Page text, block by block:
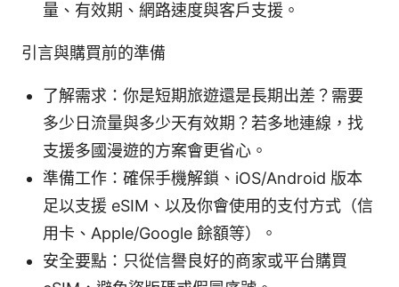
量、有效期、網路速度與客戶支援。
引言與購買前的準備
了解需求：你是短期旅遊還是長期出差？需要
多少日流量與多少天有效期？若多地連線，找
支援多國漫遊的方案會更省心。
準備工作：確保手機解鎖、iOS/Android 版本
足以支援 eSIM、以及你會使用的支付方式（信
用卡、Apple/Google 餘額等）。
安全要點：只從信譽良好的商家或平台購買